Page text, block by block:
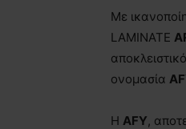
Με
LAMINATE
ονομασία
H AFY,